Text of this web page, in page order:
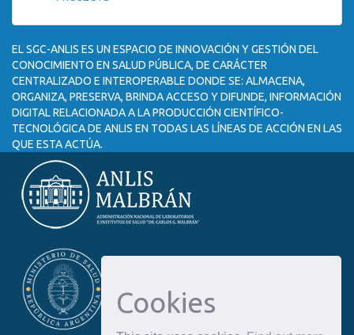
Cookies
EL SGC-ANLIS ES UN ESPACIO DE INNOVACIÓN Y GESTIÓN DEL
CONOCIMIENTO EN SALUD PÚBLICA, DE CARÁCTER
CENTRALIZADO E INTEROPERABLE DONDE SE: ALMACENA,
ORGANIZA, PRESERVA, BRINDA ACCESO Y DIFUNDE, INFORMACIÓN
DIGITAL RELACIONADA A LA PRODUCCIÓN CIENTÍFICO-
TECNOLÓGICA DE ANLIS EN TODAS LAS LÍNEAS DE ACCIÓN EN LAS
QUE ESTA ACTÚA.